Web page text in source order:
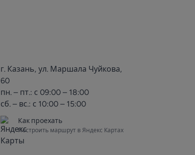
г. Казань, ул. Маршала Чуйкова,
60
пн. – пт.: с 09:00 – 18:00
сб. – вс.: с 10:00 – 15:00
Как проехать
Построить маршрут в Яндекс Картах